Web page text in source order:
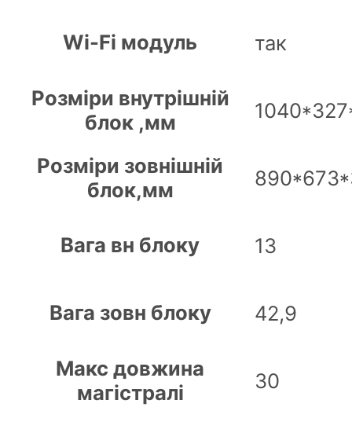
Wi-Fi модуль так
Розміри внутрішній
блок ,мм
Розміри зовнішній
блок,мм
Вага вн блоку 13
Вага зовн блоку 42,9
Макс довжина
магістралі
30